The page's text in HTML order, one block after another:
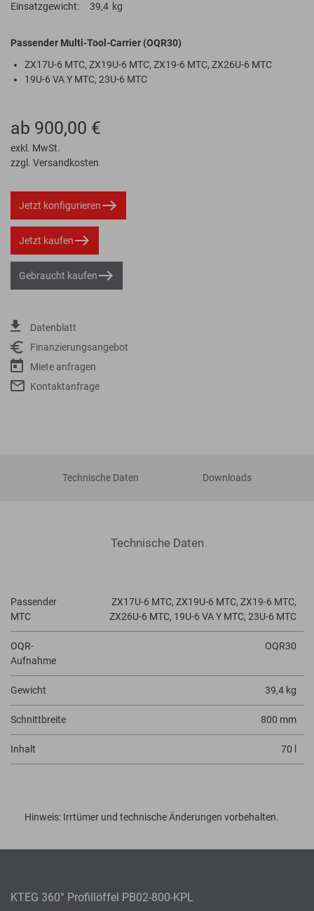
Einsatzgewicht: 39,4 kg
Passender Multi-Tool-Carrier (OQR30)
ZX17U-6 MTC, ZX19U-6 MTC, ZX19-6 MTC, ZX26U-6 MTC
19U-6 VA Y MTC, 23U-6 MTC
ab 900,00 €
exkl. MwSt.
zzgl. Versandkosten
Jetzt konfigurieren
Jetzt kaufen
Gebraucht kaufen
Datenblatt
Finanzierungsangebot
Miete anfragen
Kontaktanfrage
Technische Daten Downloads
Technische Daten
Passender
MTC
ZX17U-6 MTC, ZX19U-6 MTC, ZX19-6 MTC,
ZX26U-6 MTC, 19U-6 VA Y MTC, 23U-6 MTC
OQR-
Aufnahme
OQR30
Gewicht 39,4 kg
Schnittbreite 800 mm
Inhalt 70 l
Hinweis: Irrtümer und technische Änderungen vorbehalten.
KTEG 360° Profillöffel PB02-800-KPL